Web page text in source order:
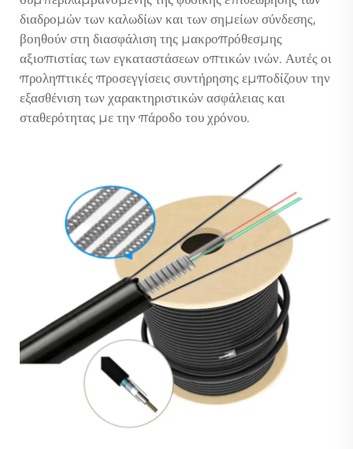
διαδρομών των καλωδίων και των σημείων σύνδεσης,
βοηθούν στη διασφάλιση της μακροπρόθεσμης
αξιοπιστίας των εγκαταστάσεων οπτικών ινών. Αυτές οι
προληπτικές προσεγγίσεις συντήρησης εμποδίζουν την
εξασθένιση των χαρακτηριστικών ασφάλειας και
σταθερότητας με την πάροδο του χρόνου.